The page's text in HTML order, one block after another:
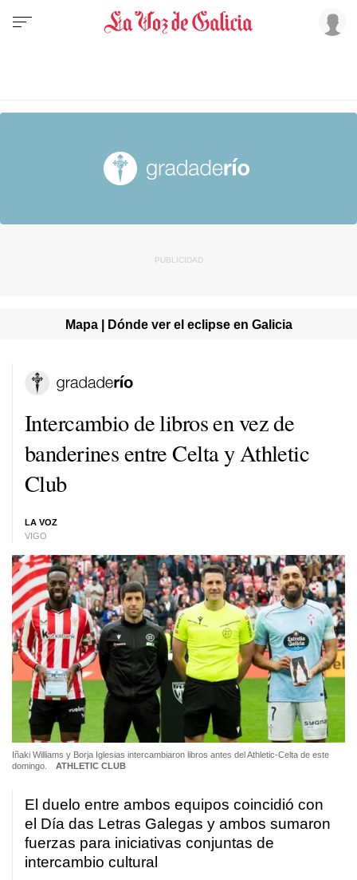
Mapa | Dónde ver el eclipse en Galicia
Intercambio de libros en vez de
banderines entre Celta y Athletic
Club
LA VOZ
VIGO
Iñaki Williams y Borja Iglesias intercambiaron libros antes del Athletic-Celta de este
domingo.
ATHLETIC CLUB
El duelo entre ambos equipos coincidió con
el Día das Letras Galegas y ambos sumaron
fuerzas para iniciativas conjuntas de
intercambio cultural